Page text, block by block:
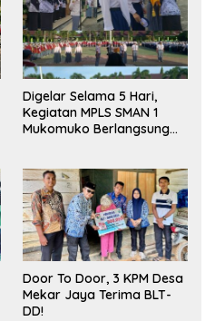
Digelar Selama 5 Hari,
Kegiatan MPLS SMAN 1
Mukomuko Berlangsung
Door To Door, 3 KPM Desa
Mekar Jaya Terima BLT-
DD!